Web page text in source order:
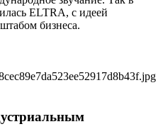
ELTRA, с идеей
бизнеса.